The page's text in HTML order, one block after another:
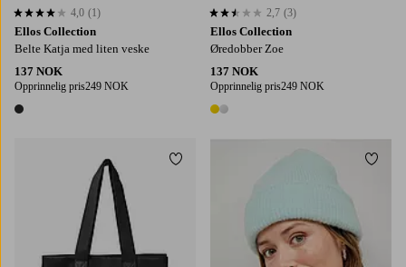
Ellos Collection
Belte Katja med liten veske
137 NOK
Opprinnelig pris249 NOK
1 farge
4,0 basert på 1 karaktergivninger
4,0 (1)
Ellos Collection
Øredobber Zoe
137 NOK
Opprinnelig pris249 NOK
2 farger
2,7 basert på 3 karaktergivninger
2,7 (3)
Legg til favoritter